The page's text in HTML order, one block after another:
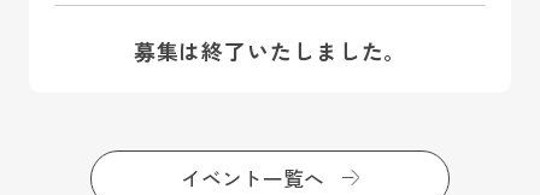
募集は終了いたしました。
イベント一覧へ